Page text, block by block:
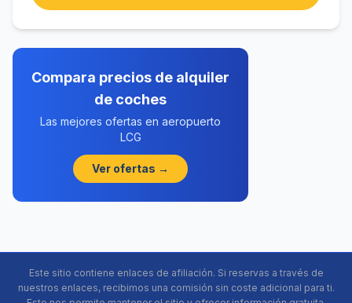
Compara precios de alquiler
de coches
Las mejores ofertas en aeropuerto
LCG
Ver ofertas →
Este sitio contiene enlaces de afiliación. Si reservas a través de
nuestros enlaces, recibimos una comisión sin coste adicional para ti.